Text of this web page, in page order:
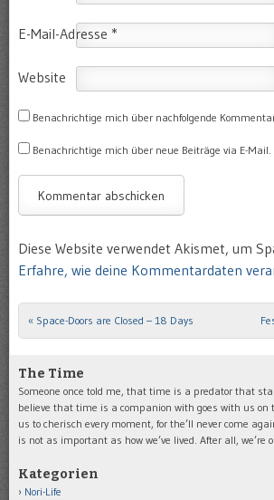
E-Mail-Adresse *
Website
Benachrichtige mich über nachfolgende
Benachrichtige mich über neue Beiträge via E-Mail.
Diese Website verwendet Akismet, um
Erfahre, wie deine Kommentardaten
Post navigation
« Space-Doors are Closed – 18 Days
The Time
Someone once told me, that time is a predator that
believe that time is a companion with goes with us on
us to cherisch every moment, for the’ll never come
is not as important as how we’ve lived. After all, we’re
Kategorien
Nori-Life